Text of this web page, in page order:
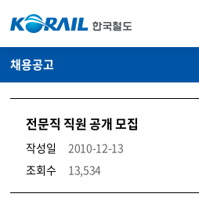
채용공고
전문직 직원 공개 모집
작성일
2010-12-13
조회수
13,534
코레일소개_경영공시_채용공고 상세보기 – 내용, 파일, 담당자 연락처로 구성